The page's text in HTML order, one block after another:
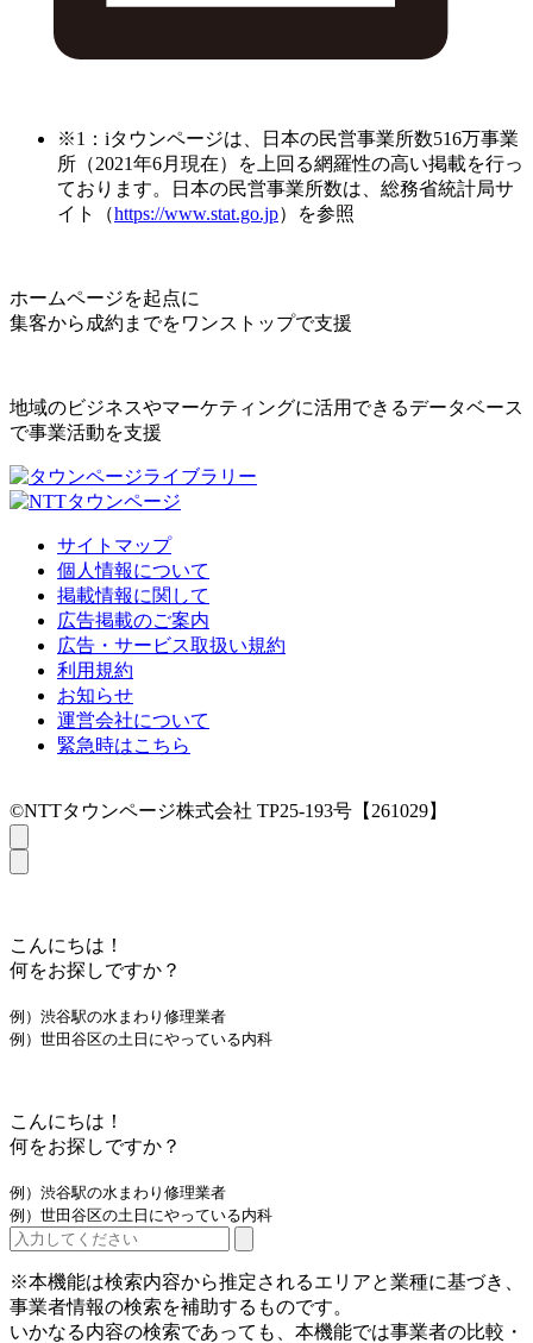
※1：iタウンページは、日本の民営事業所数516万事業
所（2021年6月現在）を上回る網羅性の高い掲載を行っ
ております。日本の民営事業所数は、総務省統計局サ
イト（https://www.stat.go.jp）を参照
ホームページを起点に
集客から成約までをワンストップで支援
地域のビジネスやマーケティングに活用できるデータベース
で事業活動を支援
サイトマップ
個人情報について
掲載情報に関して
広告掲載のご案内
広告・サービス取扱い規約
利用規約
お知らせ
運営会社について
緊急時はこちら
©NTTタウンページ株式会社 TP25-193号【261029】
こんにちは！
何をお探しですか？
例）渋谷駅の水まわり修理業者
例）世田谷区の土日にやっている内科
こんにちは！
何をお探しですか？
例）渋谷駅の水まわり修理業者
例）世田谷区の土日にやっている内科
※本機能は検索内容から推定されるエリアと業種に基づき、
事業者情報の検索を補助するものです。
いかなる内容の検索であっても、本機能では事業者の比較・